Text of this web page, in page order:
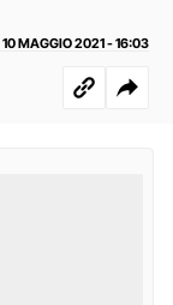
10 MAGGIO 2021 - 16:03